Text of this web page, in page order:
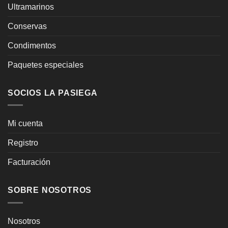
Ultramarinos
Conservas
Condimentos
Paquetes especiales
SOCIOS LA PASIEGA
Mi cuenta
Registro
Facturación
SOBRE NOSOTROS
Nosotros